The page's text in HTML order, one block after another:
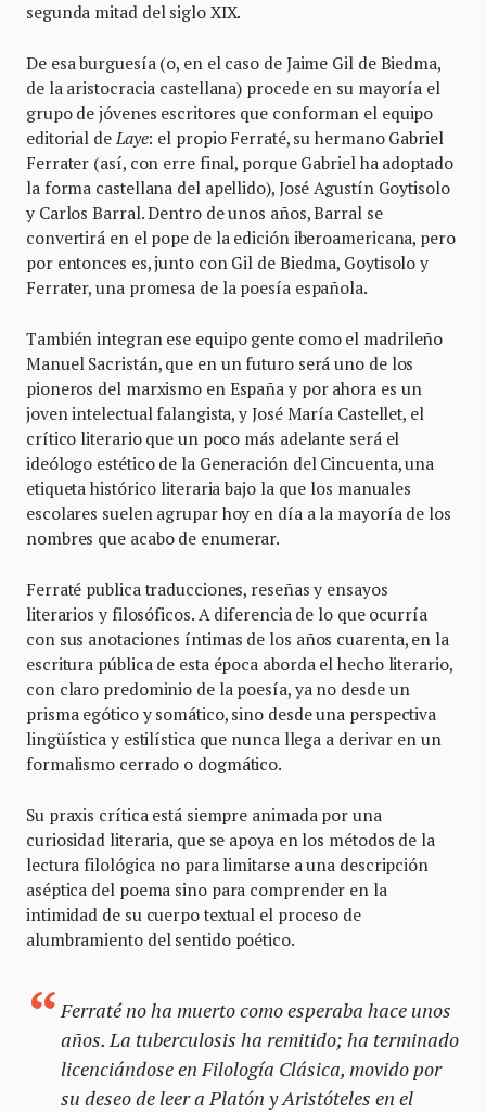
segunda mitad del siglo XIX.
De esa burguesía (o, en el caso de Jaime Gil de Biedma,
de la aristocracia castellana) procede en su mayoría el
grupo de jóvenes escritores que conforman el equipo
editorial deLaye: el propio Ferraté, su hermano Gabriel
Ferrater (así, con erre final, porque Gabriel ha adoptado
la forma castellana del apellido), José Agustín Goytisolo
y Carlos Barral. Dentro de unos años, Barral se
convertirá en el pope de la edición iberoamericana, pero
por entonces es, junto con Gil de Biedma, Goytisolo y
Ferrater, una promesa de la poesía española.
También integran ese equipo gente como el madrileño
Manuel Sacristán, que en un futuro será uno de los
pioneros del marxismo en España y por ahora es un
joven intelectual falangista, y José María Castellet, el
crítico literario que un poco más adelante será el
ideólogo estético de la Generación del Cincuenta, una
etiqueta histórico literaria bajo la que los manuales
escolares suelen agrupar hoy en día a la mayoría de los
nombres que acabo de enumerar.
Ferraté publica traducciones, reseñas y ensayos
literarios y filosóficos. A diferencia de lo que ocurría
con sus anotaciones íntimas de los años cuarenta, en la
escritura pública de esta época aborda el hecho literario,
con claro predominio de la poesía, ya no desde un
prisma egótico y somático, sino desde una perspectiva
lingüística y estilística que nunca llega a derivar en un
formalismo cerrado o dogmático.
Su praxis crítica está siempre animada por una
curiosidad literaria, que se apoya en los métodos de la
lectura filológica no para limitarse a una descripción
aséptica del poema sino para comprender en la
intimidad de su cuerpo textual el proceso de
alumbramiento del sentido poético.
Ferraté no ha muerto como esperaba hace unos
años. La tuberculosis ha remitido; ha terminado
licenciándose en Filología Clásica, movido por
su deseo de leer a Platón y Aristóteles en el